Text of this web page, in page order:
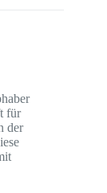
für
der